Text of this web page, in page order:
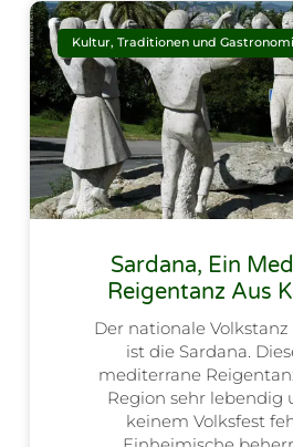
Kultur, Traditionen und
Sardana, Ein
Reigentanz Aus
Der nationale
ist die Sardana.
mediterrane
Region sehr lebendig
keinem Volksfest